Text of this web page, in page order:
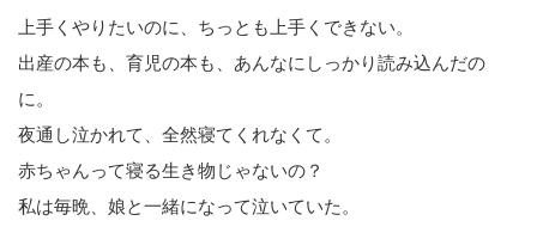
上手くやりたいのに、ちっとも上手くできない。
出産の本も、育児の本も、あんなにしっかり読み込んだの
に。
夜通し泣かれて、全然寝てくれなくて。
赤ちゃんって寝る生き物じゃないの？
私は毎晩、娘と一緒になって泣いていた。